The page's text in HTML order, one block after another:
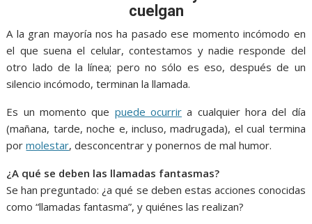
o
k
p
p
g
er
m
cuelgan
A la gran mayoría nos ha pasado ese momento incómodo en
el que suena el celular, contestamos y nadie responde del
otro lado de la línea; pero no sólo es eso, después de un
silencio incómodo, terminan la llamada.
Es un momento que puede ocurrir a cualquier hora del día
(mañana, tarde, noche e, incluso, madrugada), el cual termina
pormolestar, desconcentrar y ponernos de mal humor.
¿A qué se deben las llamadas fantasmas?
Se han preguntado: ¿a qué se deben estas acciones conocidas
como “llamadas fantasma”, y quiénes las realizan?